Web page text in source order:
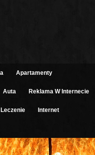
Apartamenty
Auta Reklama W Internecie
Leczenie Internet